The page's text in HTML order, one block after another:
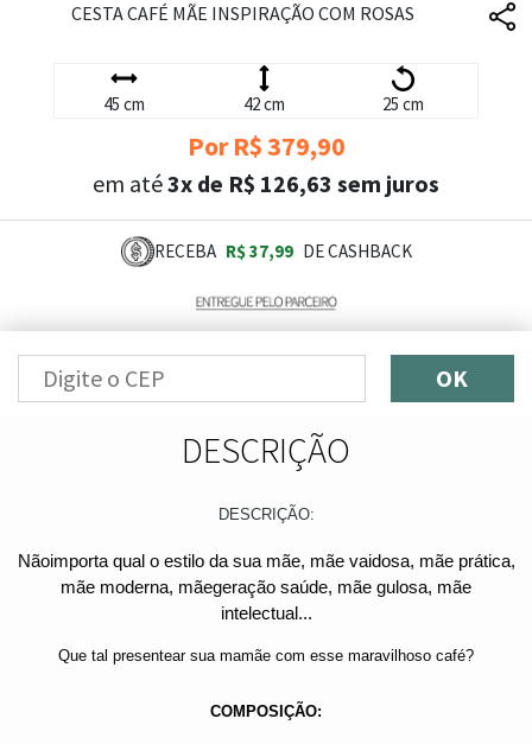
CESTA CAFÉ MÃE INSPIRAÇÃO COM ROSAS
45 cm 42 cm 25 cm
Por R$ 379,90
em até3x de R$ 126,63 sem juros
RECEBA R$ 37,99 DE CASHBACK
OK
DESCRIÇÃO
DESCRIÇÃO:
Nãoimporta qual o estilo da sua mãe, mãevaidosa, mãe prática,
mãe moderna, mãegeração saúde, mãe gulosa, mãe
intelectual...
Que tal presentear sua mamãe com esse maravilhoso café?
COMPOSIÇÃO: